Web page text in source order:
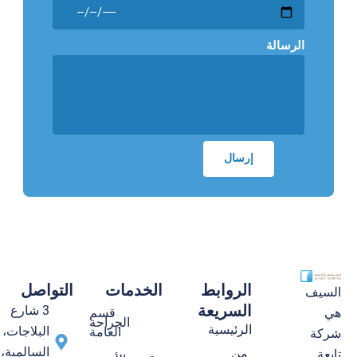
الرسالة
السيف
هي
شركة
الروابط
السريعة
الرئيسية
من
الخدمات
قسم
الجراحة
العامة
التواصل
3 شارع
البلاجات،
السالمية،